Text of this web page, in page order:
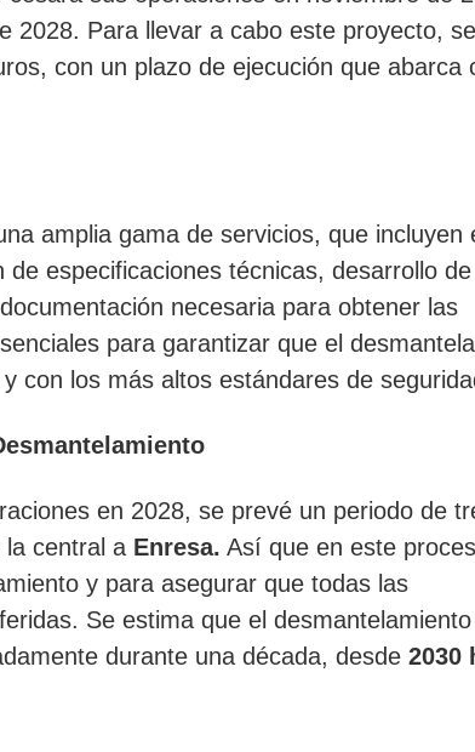
2028. Para llevar a cabo este proyecto,
con un plazo de ejecución que abarca
amplia gama de servicios, que incluyen
especificaciones técnicas, desarrollo de
necesaria para obtener las
para garantizar que el
con los más altos estándares de
en 2028, se prevé un periodo de
la central a Enresa. Así que en este
y para asegurar que todas las
Se estima que el desmantelamiento
durante una década, desde 2030